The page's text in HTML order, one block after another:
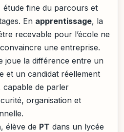
fine du parcours et
En apprentissage, la
recevable pour l’école ne
une entreprise.
joue la différence entre un
et un candidat réellement
capable de parler
organisation et
, élève de PT dans un lycée